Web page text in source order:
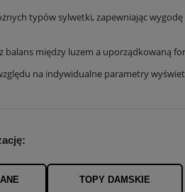
typów sylwetki, zapewniając
balans między luzem a uporządkowaną
na indywidualne parametry
TOPY DAMSKIE